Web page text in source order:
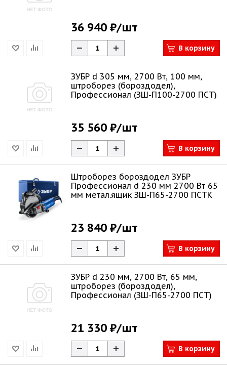
36 940 ₽/шт
В корзину
ЗУБР d 305 мм, 2700 Вт, 100 мм,
штроборез (бороздодел),
Профессионал (ЗШ-П100-2700 ПСТ)
35 560 ₽/шт
В корзину
Штроборез бороздодел ЗУБР
Профессионал d 230 мм 2700 Вт 65
мм метал.ящик ЗШ-П65-2700 ПСТК
23 840 ₽/шт
В корзину
ЗУБР d 230 мм, 2700 Вт, 65 мм,
штроборез (бороздодел),
Профессионал (ЗШ-П65-2700 ПСТ)
21 330 ₽/шт
В корзину